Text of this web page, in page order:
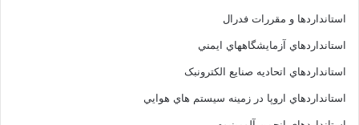
استانداردها و مقررات فدرال
استانداردهاي آزمايشگاههاي ايمني
استانداردهاي اتحاديه صنايع الکترونبک
استانداردهاي اروپا در زمينه سيستم هاي هوايي